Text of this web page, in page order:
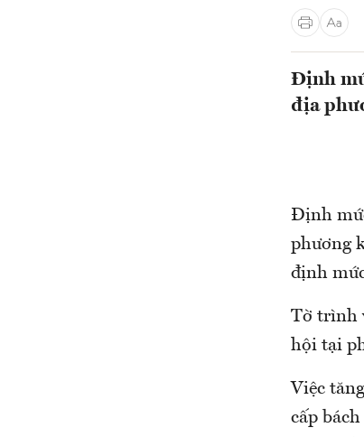
Định
địa
Định
phương
định
Tờ trình
hội tại
Việc
cấp